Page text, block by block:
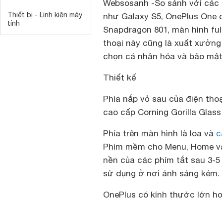
Thiết bị - Linh kiện máy
tính
Websosanh -So sánh với các
như Galaxy S5, OnePlus
Snapdragon 801, màn hình
thoại này cũng là xuất
chọn cá nhân hóa và bảo
Thiết kế
Phía nắp vỏ sau của điện
cao cấp Corning Gorilla
Phía trên màn hình là loa và
Phím mềm cho Menu, Home
nền của các phím tắt sau 3-
sử dụng ở nơi ánh sáng kém.
OnePlus có kính thước lớn